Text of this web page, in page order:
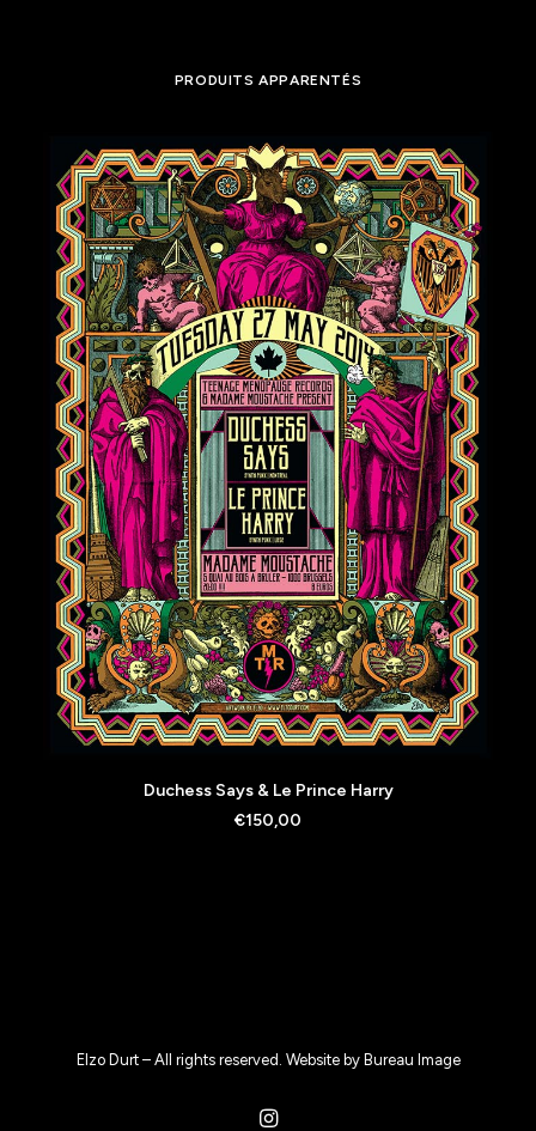
PRODUITS APPARENTÉS
AJOUTER AU PANIER
Duchess Says & Le Prince Harry
€150,00
Elzo Durt – All rights reserved. Website by Bureau Image